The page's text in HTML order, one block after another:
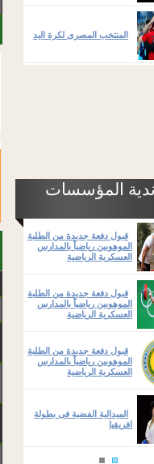
المنتخب المصرى لكرة اليد
المؤسسات
قبول دفعة جديدة من الطلبة
الموهوبين رياضياً بالمدارس
العسكرية الرياضية
قبول دفعة جديدة من الطلبة
الموهوبين رياضياً بالمدارس
العسكرية الرياضية
قبول دفعة جديدة من الطلبة
الموهوبين رياضياً بالمدارس
العسكرية الرياضية
الميدالية الفضية فى بطولة
افريقيا